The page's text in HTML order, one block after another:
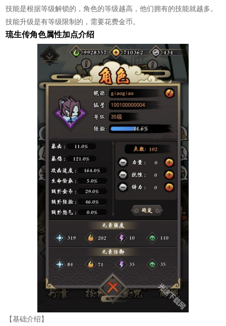
技能是根据等级解锁的，角色的等级越高，他们拥有的技能就越多。
技能升级是有等级限制的，需要花费金币。
琉生传角色属性加点介绍
【基础介绍】